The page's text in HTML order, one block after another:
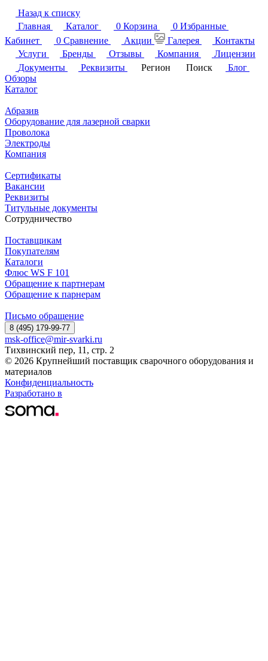
Назад к списку
Главная
Каталог 0 Корзина 0 Избранные
Кабинет
0 Сравнение Акции Галерея
Контакты
Услуги
Бренды Отзывы Компания
Лицензии
Документы
Реквизиты Регион Поиск
Блог
Обзоры
Каталог
Абразив
Оборудование для лазерной сварки
Проволока
Электроды
Компания
Сертификаты
Вакансии
Реквизиты
Титульные документы
Сотрудничество
Поставщикам
Покупателям
Каталоги
Флюс WS F 101
Обращение к партнерам
Обращение к парнерам
Письмо обращение
8 (495) 179-99-77
msk-office@mir-svarki.ru
Тихвинский пер, 11, стр. 2
© 2026 Крупнейший поставщик сварочного оборудования и
материалов
Конфиденциальность
Разработано в